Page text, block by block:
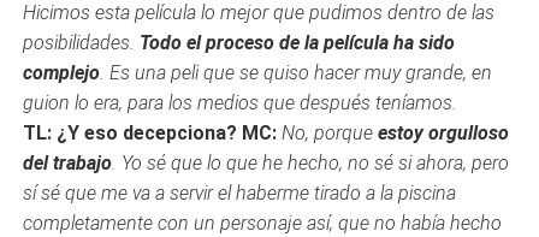
Hicimos esta película lo mejor que pudimos dentro de las
posibilidades. Todo el proceso de la película ha sido
complejo. Es una peli que se quiso hacer muy grande, en
guion lo era, para los medios que después teníamos.
TL: ¿Y eso decepciona? MC: No, porque estoy orgulloso
del trabajo. Yo sé que lo que he hecho, no sé si ahora, pero
sí sé que me va a servir el haberme tirado a la piscina
completamente con un personaje así, que no había hecho